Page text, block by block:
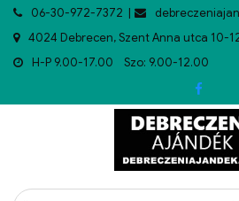
06-30-972-7372
4024 Debrecen, Szent Anna utca 10-
H-P 9.00-17.00 Szo: 9.00-12.00